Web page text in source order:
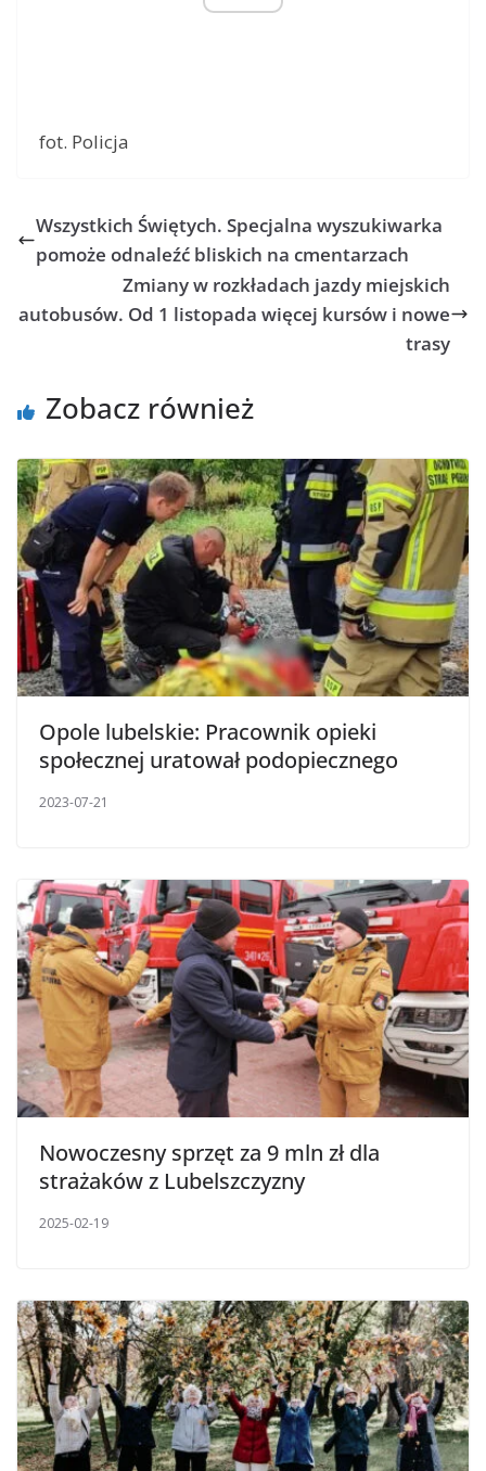
fot. Policja
Wszystkich Świętych. Specjalna wyszukiwarka
pomoże odnaleźć bliskich na cmentarzach
Zmiany w rozkładach jazdy miejskich
autobusów. Od 1 listopada więcej kursów i nowe
trasy
Zobacz również
Opole lubelskie: Pracownik opieki
społecznej uratował podopiecznego
2023-07-21
Nowoczesny sprzęt za 9 mln zł dla
strażaków z Lubelszczyzny
2025-02-19